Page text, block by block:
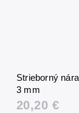
Strieborný
3 mm
20,20 €